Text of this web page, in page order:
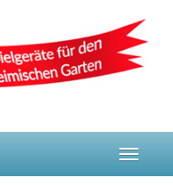
Toggle